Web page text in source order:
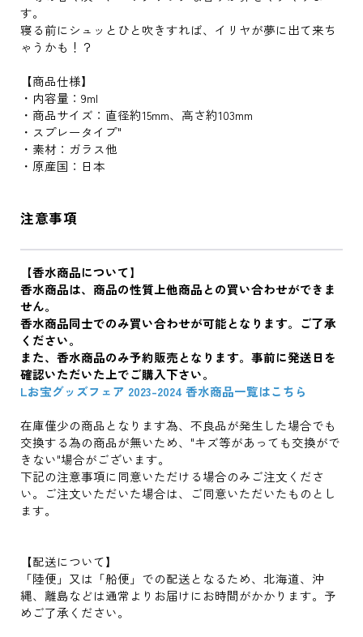
す。
寝る前にシュッとひと吹きすれば、イリヤが夢に出て来ち
ゃうかも！？
【商品仕様】
・内容量：9ml
・商品サイズ：直径約15mm、高さ約103mm
・スプレータイプ"
・素材：ガラス他
・原産国：日本
注意事項
【香水商品について】
香水商品は、商品の性質上他商品との買い合わせができま
せん。
香水商品同士でのみ買い合わせが可能となります。ご了承
ください。
また、香水商品のみ予約販売となります。事前に発送日を
確認いただいた上でご購入下さい。
Lお宝グッズフェア 2023-2024 香水商品一覧はこちら
在庫僅少の商品となります為、不良品が発生した場合でも
交換する為の商品が無いため、"キズ等があっても交換がで
きない"場合がございます。
下記の注意事項に同意いただける場合のみご注文くださ
い。ご注文いただいた場合は、ご同意いただいたものとし
ます。
【配送について】
「陸便」又は「船便」での配送となるため、北海道、沖
縄、離島などは通常よりお届けにお時間がかかります。予
めご了承ください。